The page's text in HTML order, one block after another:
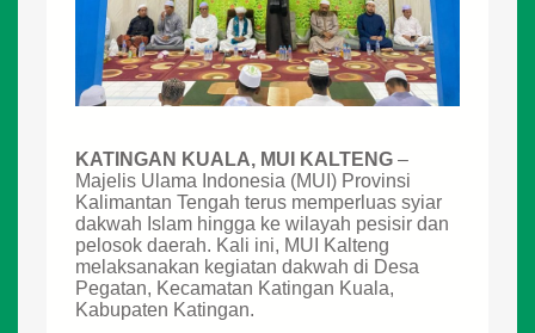
KATINGAN KUALA, MUI KALTENG –
Majelis Ulama Indonesia (MUI) Provinsi
Kalimantan Tengah terus memperluas syiar
dakwah Islam hingga ke wilayah pesisir dan
pelosok daerah. Kali ini, MUI Kalteng
melaksanakan kegiatan dakwah di Desa
Pegatan, Kecamatan Katingan Kuala,
Kabupaten Katingan.